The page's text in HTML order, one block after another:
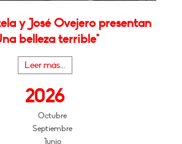
y José Ovejero presentan
belleza terrible"
Leer más...
2026
Octubre
Septiembre
Junio